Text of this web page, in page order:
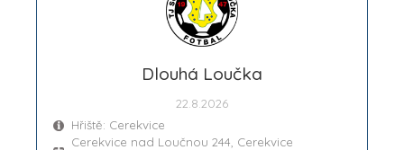
Dlouhá Loučka
22.8.2026
Hřiště: Cerekvice
Cerekvice nad Loučnou 244, Cerekvice